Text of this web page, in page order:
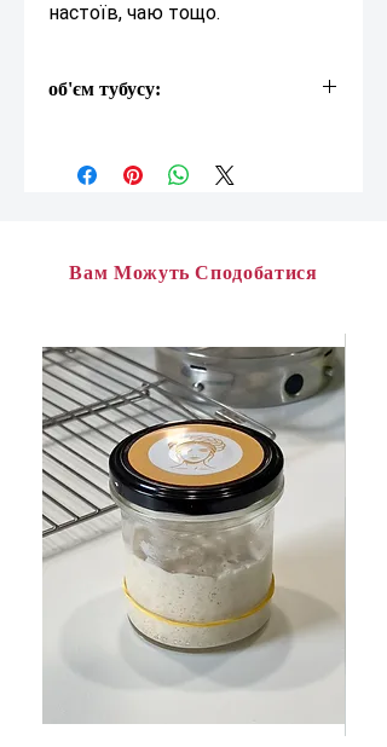
настоїв, чаю тощо.
об'єм тубусу:
Вам Можуть Сподобатися